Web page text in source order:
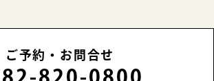
ご予約・お問合せ